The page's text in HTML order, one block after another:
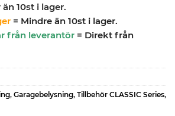
än 10st i lager.
= Mindre än 10st i lager.
från leverantör = Direkt från
, Garagebelysning, Tillbehör CLASSIC Series,